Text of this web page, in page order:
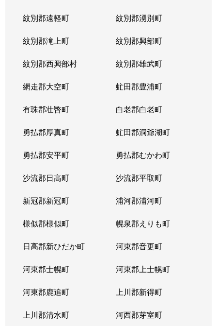
紋別郡遠軽町 紋別郡湧別町
紋別郡滝上町 紋別郡興部町
紋別郡西興部村 紋別郡雄武町
網走郡大空町 虻田郡豊浦町
有珠郡壮瞥町 白老郡白老町
勇払郡厚真町 虻田郡洞爺湖町
勇払郡安平町 勇払郡むかわ町
沙流郡日高町 沙流郡平取町
新冠郡新冠町 浦河郡浦河町
様似郡様似町 幌泉郡えりも町
日高郡新ひだか町 河東郡音更町
河東郡士幌町 河東郡上士幌町
河東郡鹿追町 上川郡新得町
上川郡清水町 河西郡芽室町